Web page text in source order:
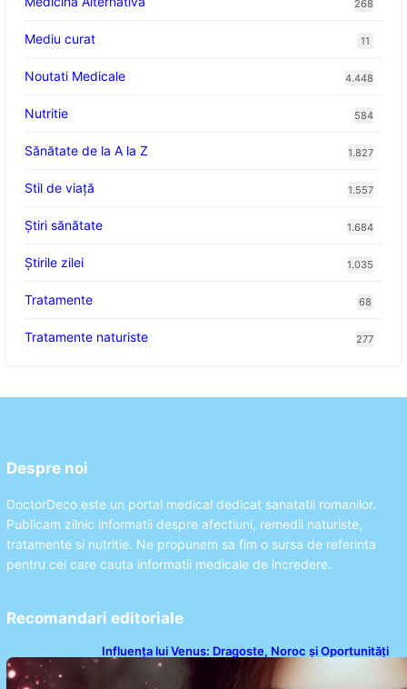
268
Mediu curat 11
Noutati Medicale 4.448
Nutritie 584
Sănătate de la A la Z 1.827
Stil de viaţă 1.557
Ştiri sănătate 1.684
Știrile zilei 1.035
Tratamente 68
Tratamente naturiste 277
Despre noi
DoctorDeco este un portal medical dedicat sanatatii romanilor.
Publicam zilnic informatii despre afectiuni, remedii naturiste,
tratamente si nutritie. Ne propunem sa fim o sursa de referinta
pentru cei care cauta informatii medicale de incredere.
Recomandari editoriale
Influența lui Venus: Dragoste, Noroc și Oportunități
pentru Tauri și Balanțe în Weekendul 8-9 August